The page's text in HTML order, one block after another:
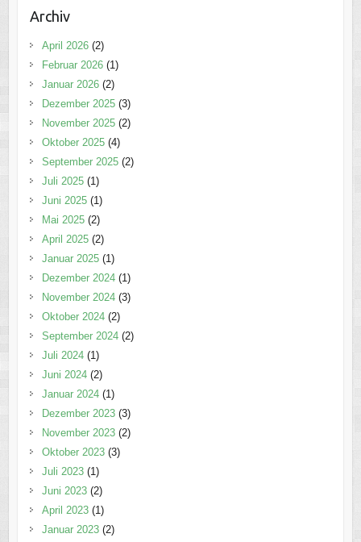
Archiv
April 2026(2)
Februar 2026(1)
Januar 2026(2)
Dezember 2025(3)
November 2025(2)
Oktober 2025(4)
September 2025(2)
Juli 2025(1)
Juni 2025(1)
Mai 2025(2)
April 2025(2)
Januar 2025(1)
Dezember 2024(1)
November 2024(3)
Oktober 2024(2)
September 2024(2)
Juli 2024(1)
Juni 2024(2)
Januar 2024(1)
Dezember 2023(3)
November 2023(2)
Oktober 2023(3)
Juli 2023(1)
Juni 2023(2)
April 2023(1)
Januar 2023(2)